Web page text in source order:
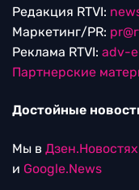
Редакция RTVI:
Маркетинг/PR:
Реклама RTVI: adv-
Партнерские
Достойные
Мы в Дзен.Новостях
и Google.News